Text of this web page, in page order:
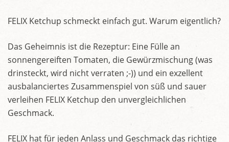
FELIX Ketchup schmeckt einfach gut. Warum eigentlich?
Das Geheimnis ist die Rezeptur: Eine Fülle an
sonnengereiften Tomaten, die Gewürzmischung (was
drinsteckt, wird nicht verraten ;-)) und ein exzellent
ausbalanciertes Zusammenspiel von süß und sauer
verleihen FELIX Ketchup den unvergleichlichen
Geschmack.
FELIX hat für jeden Anlass und Geschmack das richtige